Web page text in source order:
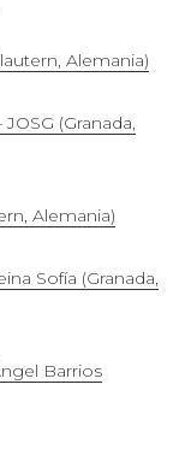
Alemania)
(Granada,
Alemania)
Sofía (Granada,
Barrios